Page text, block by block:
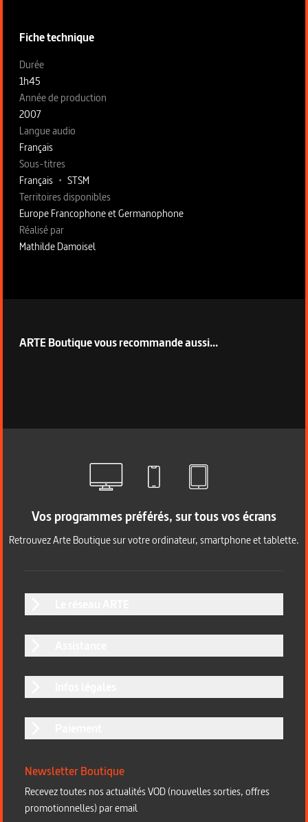
Fiche technique
Fiche technique section gauche
Durée
1h45
Année de production
2007
Langue audio
Français
Sous-titres
Français • STSM
Territoires disponibles
Europe Francophone et Germanophone
Fiche technique section droite
Réalisé par
Mathilde Damoisel
ARTE Boutique vous recommande aussi...
Vos programmes préférés, sur tous vos écrans
Retrouvez Arte Boutique sur votre ordinateur, smartphone et tablette.
Newsletter Boutique
Recevez toutes nos actualités VOD (nouvelles sorties, offres
promotionnelles) par email